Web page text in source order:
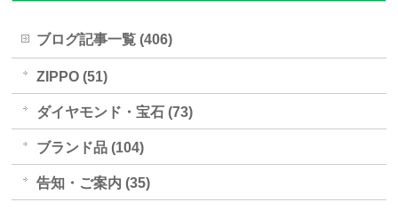
ブログ記事一覧 (406)
ZIPPO (51)
ダイヤモンド・宝石 (73)
ブランド品 (104)
告知・ご案内 (35)